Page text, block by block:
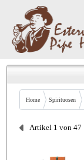
Home Spirituosen
Artikel 1 von 47